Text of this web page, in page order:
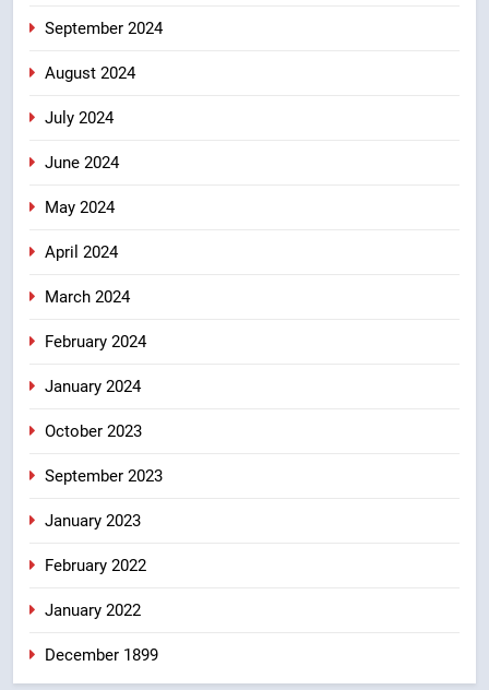
September 2024
August 2024
July 2024
June 2024
May 2024
April 2024
March 2024
February 2024
January 2024
October 2023
September 2023
January 2023
February 2022
January 2022
December 1899